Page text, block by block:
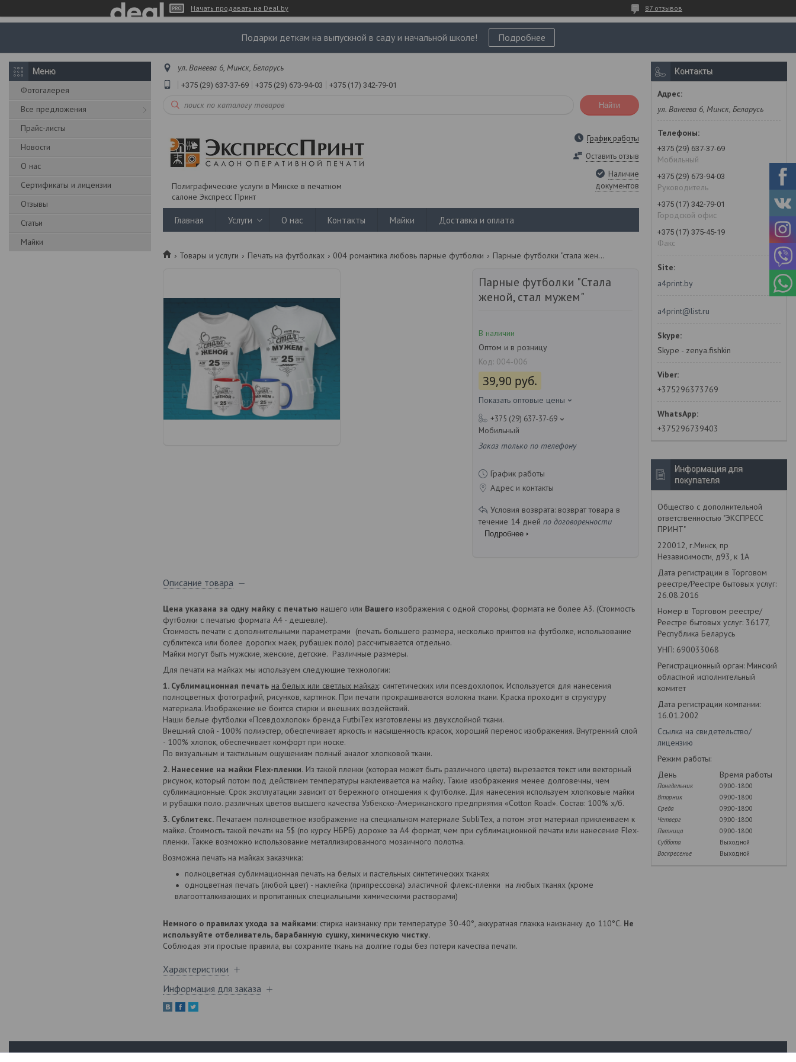
Начать продавать на Deal.by 87 отзывов
Подарки деткам на выпускной в саду и начальной школе! Подробнее
Фотогалерея
Все предложения
Прайс-листы
Новости
О нас
Сертификаты и лицензии
Отзывы
Статьи
Майки
ул. Ванеева 6, Минск, Беларусь
+375 (29) 637-37-69 +375 (29) 673-94-03 +375 (17) 342-79-01
Найти
Полиграфические услуги в Минске в печатном
салоне Экспресс Принт
График работы
Оставить отзыв
Наличие
документов
Главная Услуги О нас Контакты Майки Доставка и оплата
Товары и услуги Печать на футболках 004 романтика любовь парные футболки Парные футболки "стала женой, стал мужем"
Парные футболки "Стала
женой, стал мужем"
В наличии
Оптом и в розницу
Код: 004-006
39,90 руб.
Показать оптовые цены
+375 (29) 637-37-69
Мобильный
Заказ только по телефону
График работы
Адрес и контакты
возврат товара в
течение 14 дней по договоренности
Подробнее
Описание товара
Цена указана за одну майку с печатью нашего или Вашего изображения с одной стороны, формата не более А3. (Стоимость
футболки с печатью формата А4 - дешевле).
Стоимость печати с дополнительными параметрами (печать большего размера, несколько принтов на футболке, использование
сублитекса или более дорогих маек, рубашек поло) рассчитывается отдельно.
Майки могут быть мужские, женские, детские. Различные размеры.
Для печати на майках мы используем следующие технологии:
1. Сублимационная печать на белых или светлых майках: синтетических или псевдохлопок. Используется для нанесения
полноцветных фотографий, рисунков, картинок. При печати прокрашиваются волокна ткани. Краска проходит в структуру
материала. Изображение не боится стирки и внешних воздействий.
Наши белые футболки «Псевдохлопок» бренда FutbiTex изготовлены из двухслойной ткани.
Внешний слой - 100% полиэстер, обеспечивает яркость и насыщенность красок, хороший перенос изображения. Внутренний слой
- 100% хлопок, обеспечивает комфорт при носке.
По визуальным и тактильным ощущениям полный аналог хлопковой ткани.
2. Нанесение на майки Flex-пленки. Из такой пленки (которая может быть различного цвета) вырезается текст или векторный
рисунок, который потом под действием температуры наклеивается на майку. Такие изображения менее долговечны, чем
сублимационные. Срок эксплуатации зависит от бережного отношения к футболке. Для нанесения используем хлопковые майки
и рубашки поло. различных цветов высшего качества Узбекско-Американского предприятия «Cotton Road». Состав: 100% х/б.
3. Сублитекс. Печатаем полноцветное изображение на специальном материале SubliTex, а потом этот материал приклеиваем к
майке. Стоимость такой печати на 5$ (по курсу НБРБ) дороже за А4 формат, чем при сублимационной печати или нанесение Flex-
пленки. Также возможно использование металлизированного мозаичного полотна.
Возможна печать на майках заказчика:
полноцветная сублимационная печать на белых и пастельных синтетических тканях
одноцветная печать (любой цвет) - наклейка (припрессовка) эластичной флекс-пленки на любых тканях (кроме
влагоотталкивающих и пропитанных специальными химическими растворами)
Немного о правилах ухода за майками: стирка наизнанку при температуре 30-40°, аккуратная глажка наизнанку до 110°С. Не
используйте отбеливатель, барабанную сушку, химическую чистку.
Соблюдая эти простые правила, вы сохраните ткань на долгие годы без потери качества печати.
Характеристики
Информация для заказа
Контакты
ул. Ванеева 6, Минск, Беларусь
+375 (29) 637-37-69
Мобильный
+375 (29) 673-94-03
Руководитель
+375 (17) 342-79-01
Городской офис
+375 (17) 375-45-19
Факс
a4print.by
a4print@list.ru
Skype - zenya.fishkin
+375296373769
+375296739403
Информация для
покупателя
Общество с дополнительной
ответственностью "ЭКСПРЕСС
ПРИНТ"
220012, г.Минск, пр
Независимости, д93, к 1А
Дата регистрации в Торговом
реестре/Реестре бытовых услуг:
26.08.2016
Номер в Торговом реестре/
Реестре бытовых услуг: 36177,
Республика Беларусь
УНП: 690033068
Регистрационный орган: Минский
областной исполнительный
комитет
Дата регистрации компании:
16.01.2002
Ссылка на свидетельство/
лицензию
Режим работы:
День
Время работы
Понедельник
09:00-18:00
Вторник
09:00-18:00
Среда
09:00-18:00
Четверг
09:00-18:00
Пятница
09:00-18:00
Суббота
Выходной
Воскресенье
Выходной